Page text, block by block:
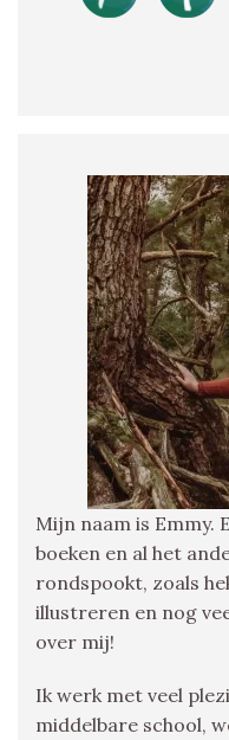
Mijn naam is Emmy.
boeken en al het
rondspookt, zoals
illustreren en nog
over mij!
Ik werk met veel
middelbare school,